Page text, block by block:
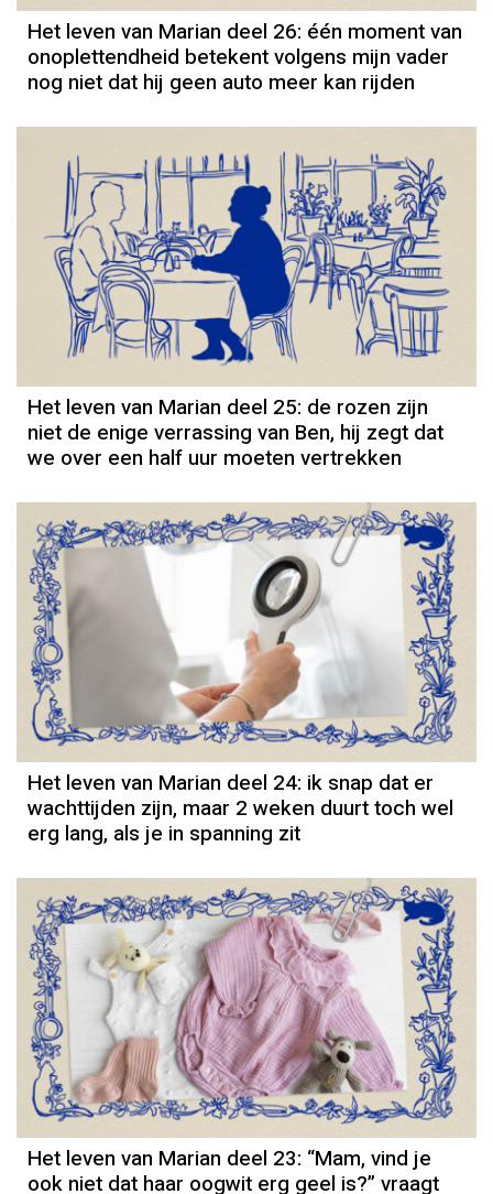
Het leven van Marian deel 26: één moment van
onoplettendheid betekent volgens mijn vader
nog niet dat hij geen auto meer kan rijden
Column
Het leven van Marian deel 25: de rozen zijn
niet de enige verrassing van Ben, hij zegt dat
we over een half uur moeten vertrekken
Column
Het leven van Marian deel 24: ik snap dat er
wachttijden zijn, maar 2 weken duurt toch wel
erg lang, als je in spanning zit
Column
Het leven van Marian deel 23: “Mam, vind je
ook niet dat haar oogwit erg geel is?” vraagt